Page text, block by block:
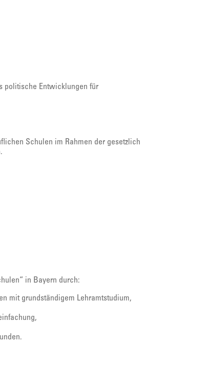
politische Entwicklungen für
Schulen im Rahmen der gesetzlich
in Bayern durch:
mit grundständigem Lehramtstudium,